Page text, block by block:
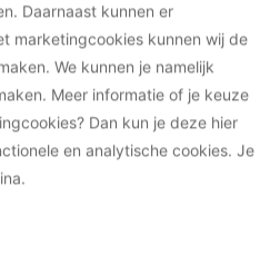
Daarnaast kunnen er
marketingcookies kunnen wij de
We kunnen je namelijk
Meer informatie of je keuze
Dan kun je deze hier
en analytische cookies. Je